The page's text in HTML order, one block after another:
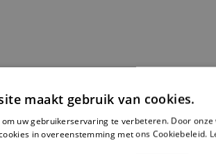
maakt gebruik van cookies.
uw gebruikerservaring te verbeteren. Door onze
in overeenstemming met ons Cookiebeleid.